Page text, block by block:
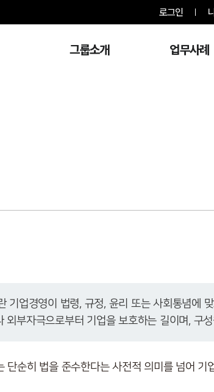
로그인
그룹소개 업무사례
기업경영이 법령, 규정, 윤리 또는 사회통념에
외부자극으로부터 기업을 보호하는 길이며, 구
단순히 법을 준수한다는 사전적 의미를 넘어 기